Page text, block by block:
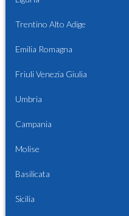
Trentino Alto Adige
Emilia Romagna
Friuli Venezia Giulia
Umbria
Campania
Molise
Basilicata
Sicilia